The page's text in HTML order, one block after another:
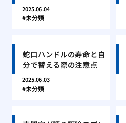
2025.06.04
未分類
蛇口ハンドルの寿命と自
分で替える際の注意点
2025.06.03
未分類